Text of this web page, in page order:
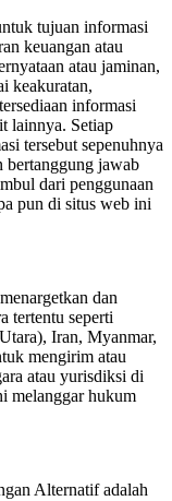
tujuan informasi
keuangan atau
atau jaminan,
keakuratan,
informasi
lainnya. Setiap
tersebut sepenuhnya
jawab
dari penggunaan
pun di situs web ini
dan
tertentu seperti
Iran, Myanmar,
mengirim atau
atau yurisdiksi di
melanggar hukum
Alternatif adalah